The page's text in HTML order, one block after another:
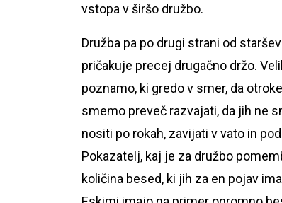
vstopa v širšo družbo.
Družba pa po drugi strani od staršev
pričakuje precej drugačno držo.
poznamo, ki gredo v smer, da
smemo preveč razvajati, da jih ne
nositi po rokah, zavijati v vato in
Pokazatelj, kaj je za družbo
količina besed, ki jih za en pojav